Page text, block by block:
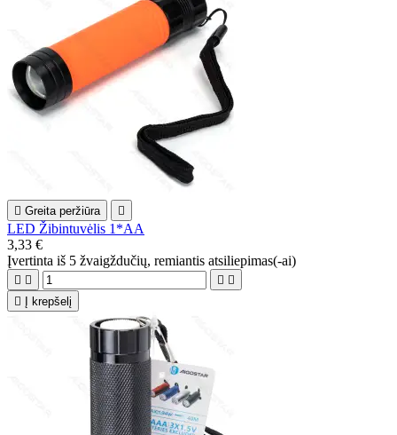
 Greita peržiūra 
LED Žibintuvėlis 1*AA
3,33 €
Įvertinta iš 5 žvaigždučių, remiantis atsiliepimas(-ai)
   

Į krepšelį